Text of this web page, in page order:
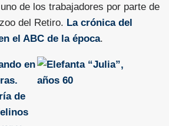
de los trabajadores por parte de
del Retiro. La crónica del
el ABC de la época.